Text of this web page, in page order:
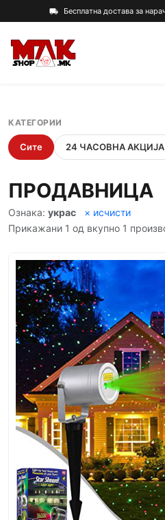
local_shipping Бесплатна достава за
КАТЕГОРИИ
Сите 24 ЧАСОВНА АКЦИЈА
ПРОДАВНИЦА
Ознака: украс
× исчисти
Прикажани 1 од вкупно 1